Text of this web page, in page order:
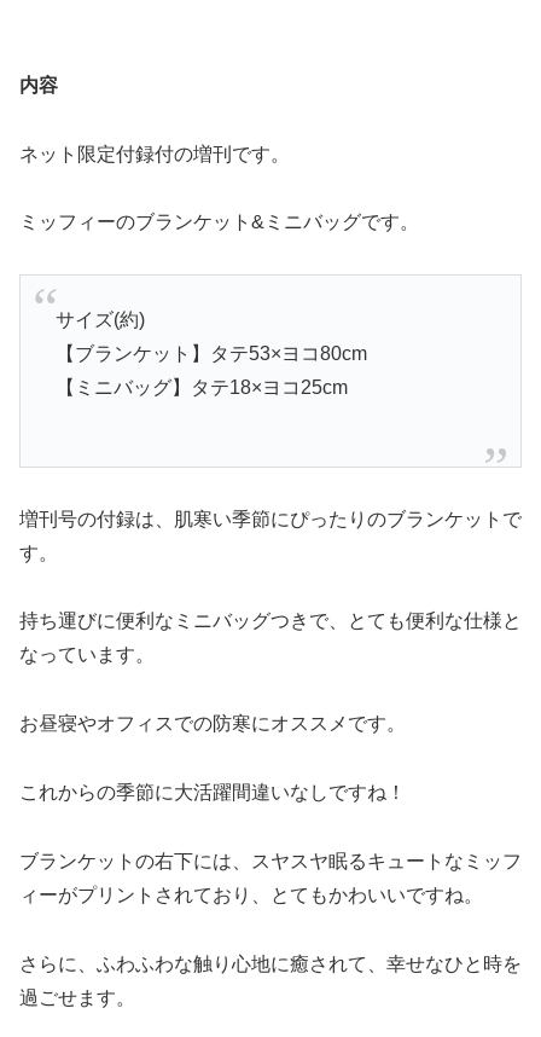
内容
ネット限定付録付の増刊です。
ミッフィーのブランケット&ミニバッグです。
サイズ(約)
【ブランケット】タテ53×ヨコ80cm
【ミニバッグ】タテ18×ヨコ25cm
増刊号の付録は、肌寒い季節にぴったりのブランケットで
す。
持ち運びに便利なミニバッグつきで、とても便利な仕様と
なっています。
お昼寝やオフィスでの防寒にオススメです。
これからの季節に大活躍間違いなしですね！
ブランケットの右下には、スヤスヤ眠るキュートなミッフ
ィーがプリントされており、とてもかわいいですね。
さらに、ふわふわな触り心地に癒されて、幸せなひと時を
過ごせます。